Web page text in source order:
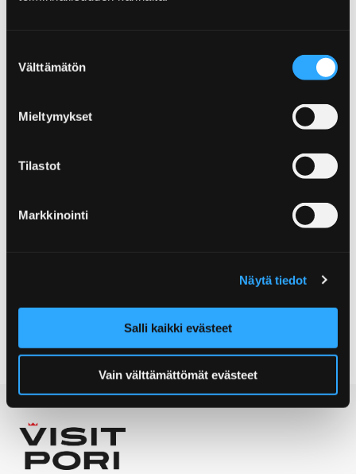
valinta
Välttämätön
Mieltymykset
Tilastot
Markkinointi
Näytä tiedot
Salli kaikki evästeet
Vain välttämättömät evästeet